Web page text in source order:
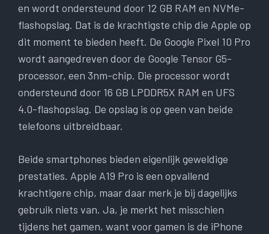
en wordt ondersteund door 12 GB RAM en NVMe-
flashopslag. Dat is de krachtigste chip die Apple op
dit moment te bieden heeft. De Google Pixel 10 Pro
wordt aangedreven door de Google Tensor G5-
processor, een 3nm-chip. Die processor wordt
ondersteund door 16 GB LPDDR5X RAM en UFS
4.0-flashopslag. De opslag is op geen van beide
telefoons uitbreidbaar.
Beide smartphones bieden eigenlijk geweldige
prestaties. Apple A19 Pro is een opvallend
krachtigere chip, maar daar merk je bij dagelijks
gebruik niets van. Ja, je merkt het misschien
tijdens het gamen, want voor gamen is de iPhone